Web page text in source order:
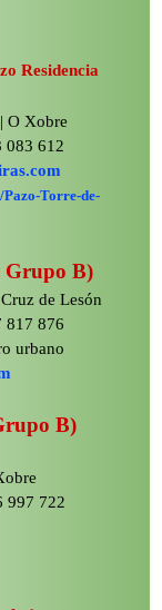
Residencia
O Xobre
083 612
Pazo-Torre-de-
Grupo B)
de Lesón
817 876
urbano
B)
997 722